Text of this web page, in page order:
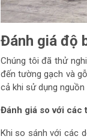
Đánh giá độ
Chúng tôi đã thử
đến tường gạch và
cả khi sử dụng
Đánh giá so với các
Khi so sánh với các